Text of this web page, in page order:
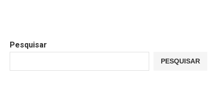
Pesquisar
PESQUISAR